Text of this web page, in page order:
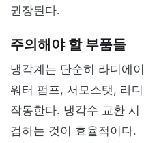
권장된다.
주의해야 할 부품들
냉각계는 단순히 라디에
워터 펌프, 서모스탯, 라
작동한다. 냉각수 교환
검하는 것이 효율적이다.